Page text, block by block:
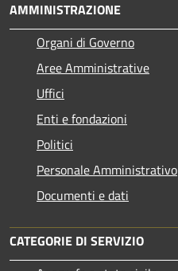
AMMINISTRAZIONE
Organi di Governo
Aree Amministrative
Uffici
Enti e fondazioni
Politici
Personale Amministrativo
Documenti e dati
CATEGORIE DI SERVIZIO